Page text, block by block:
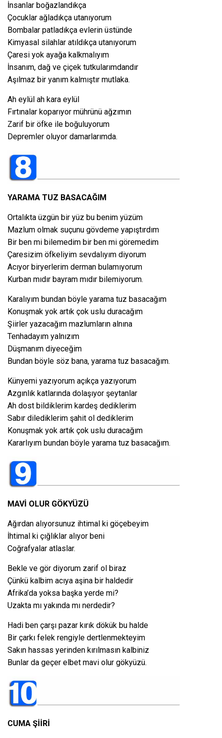
İnsanlar boğazlandıkça
Çocuklar ağladıkça utanıyorum
Bombalar patladıkça evlerin üstünde
Kimyasal silahlar atıldıkça utanıyorum
Çaresi yok ayağa kalkmalıyım
İnsanım, dağ ve çiçek tutkularımdandır
Aşılmaz bir yanım kalmıştır mutlaka.
Ah eylül ah kara eylül
Fırtınalar koparıyor mührünü ağzımın
Zarif bir öfke ile boğuluyorum
Depremler oluyor damarlarımda.
YARAMA TUZ BASACAĞIM
Ortalıkta üzgün bir yüz bu benim yüzüm
Mazlum olmak suçunu gövdeme yapıştırdım
Bir ben mi bilemedim bir ben mi göremedim
Çaresizim öfkeliyim sevdalıyım diyorum
Acıyor biryerlerim derman bulamıyorum
Kurban mıdır bayram mıdır bilemiyorum.
Karalıyım bundan böyle yarama tuz basacağım
Konuşmak yok artık çok uslu duracağım
Şiirler yazacağım mazlumların alnına
Tenhadayım yalnızım
Düşmanım diyeceğim
Bundan böyle söz bana, yarama tuz basacağım.
Künyemi yazıyorum açıkça yazıyorum
Azgınlık katlarında dolaşıyor şeytanlar
Ah dost bildiklerim kardeş dediklerim
Sabır dilediklerim şahit ol dediklerim
Konuşmak yok artık çok uslu duracağım
Kararlıyım bundan böyle yarama tuz basacağım.
MAVİ OLUR GÖKYÜZÜ
Ağırdan alıyorsunuz ihtimal ki göçebeyim
İhtimal ki çığlıklar alıyor beni
Coğrafyalar atlaslar.
Bekle ve gör diyorum zarif ol biraz
Çünkü kalbim acıya aşina bir haldedir
Afrika’da yoksa başka yerde mi?
Uzakta mı yakında mı nerdedir?
Hadi ben çarşı pazar kırık dökük bu halde
Bir çarkı felek rengiyle dertlenmekteyim
Sakın hassas yerinden kırılmasın kalbiniz
Bunlar da geçer elbet mavi olur gökyüzü.
CUMA ŞİİRİ